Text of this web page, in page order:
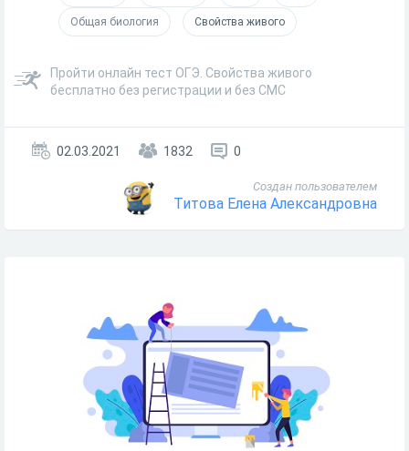
Общая биология Свойства живого
Пройти онлайн тест ОГЭ. Свойства живого
бесплатно без регистрации и без СМС
02.03.2021 1832 0
Создан пользователем
Титова Елена Александровна